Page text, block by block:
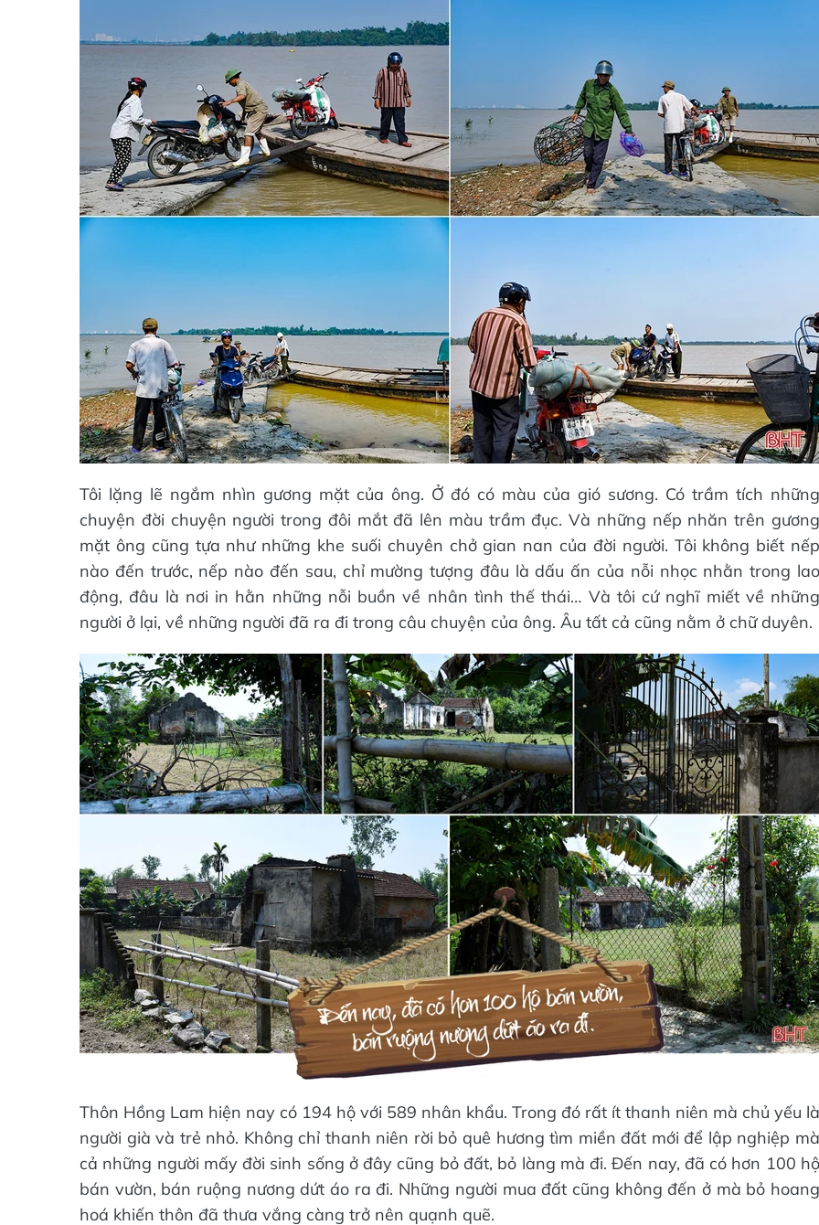
Tôi lặng lẽ ngắm nhìn gương mặt của ông. Ở đó có màu của gió sương. Có trầm tích những
chuyện đời chuyện người trong đôi mắt đã lên màu trầm đục. Và những nếp nhăn trên gương
mặt ông cũng tựa như những khe suối chuyên chở gian nan của đời người. Tôi không biết nếp
nào đến trước, nếp nào đến sau, chỉ mường tượng đâu là dấu ấn của nỗi nhọc nhằn trong lao
động, đâu là nơi in hằn những nỗi buồn về nhân tình thế thái… Và tôi cứ nghĩ miết về những
người ở lại, về những người đã ra đi trong câu chuyện của ông. Âu tất cả cũng nằm ở chữ duyên.
Thôn Hồng Lam hiện nay có 194 hộ với 589 nhân khẩu. Trong đó rất ít thanh niên mà chủ yếu là
người già và trẻ nhỏ. Không chỉ thanh niên rời bỏ quê hương tìm miền đất mới để lập nghiệp mà
cả những người mấy đời sinh sống ở đây cũng bỏ đất, bỏ làng mà đi. Đến nay, đã có hơn 100 hộ
bán vườn, bán ruộng nương dứt áo ra đi. Những người mua đất cũng không đến ở mà bỏ hoang
hoá khiến thôn đã thưa vắng càng trở nên quạnh quẽ.